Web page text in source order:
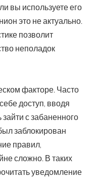
вы используете его
это не актуально.
позволит
неполадок
факторе. Часто
доступ, вводя
с забаненного
заблокирован
правил,
сложно. В таких
уведомление